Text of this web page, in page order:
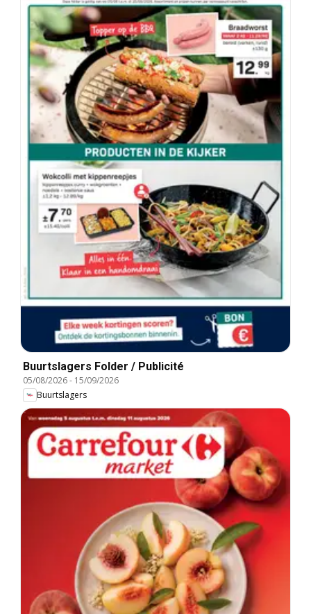
Buurtslagers Folder / Publicité
05/08/2026- 15/09/2026
Buurtslagers